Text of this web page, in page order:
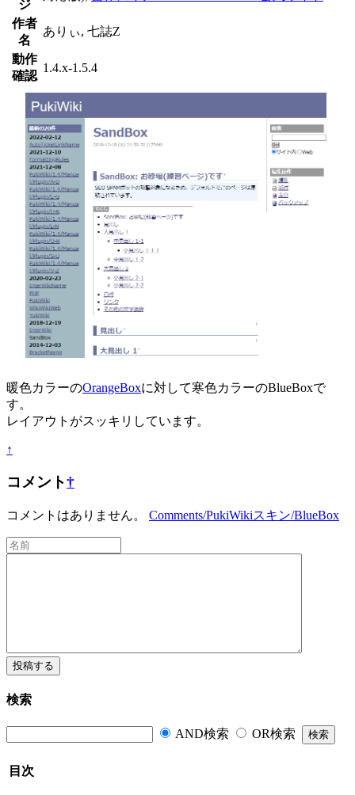
ジ
作者
名
ありぃ, 七誌Z
動作
確認
1.4.x-1.5.4
暖色カラーのOrangeBoxに対して寒色カラーのBlueBoxで
す。
レイアウトがスッキリしています。
↑
コメント†
コメントはありません。 Comments/PukiWikiスキン/BlueBox
検索
AND検索 OR検索
目次